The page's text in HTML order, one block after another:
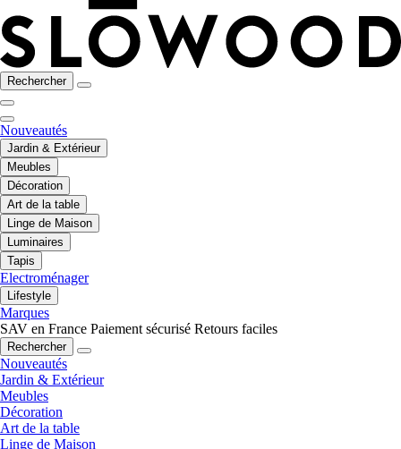
Rechercher
Nouveautés
Jardin & Extérieur
Meubles
Décoration
Art de la table
Linge de Maison
Luminaires
Tapis
Electroménager
Lifestyle
Marques
SAV en France Paiement sécurisé Retours faciles
Rechercher
Nouveautés
Jardin & Extérieur
Meubles
Décoration
Art de la table
Linge de Maison